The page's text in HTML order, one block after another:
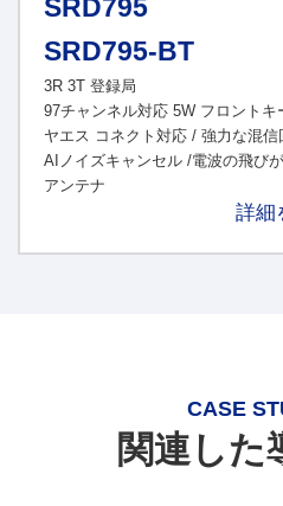
SRD795
SRD795-BT
3R 3T 登録局
97チャンネル対応 5W フロントキ
ヤエス コネクト対応 / 強力な混信
AIノイズキャンセル /電波の飛び
アンテナ
詳細
CASE
関連した